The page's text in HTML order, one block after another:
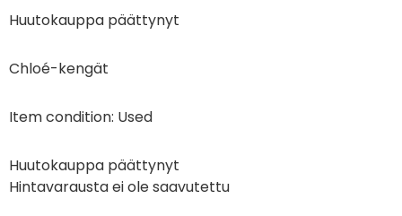
Huutokauppa päättynyt
Chloé-kengät
Item condition: Used
Huutokauppa päättynyt
Hintavarausta ei ole saavutettu